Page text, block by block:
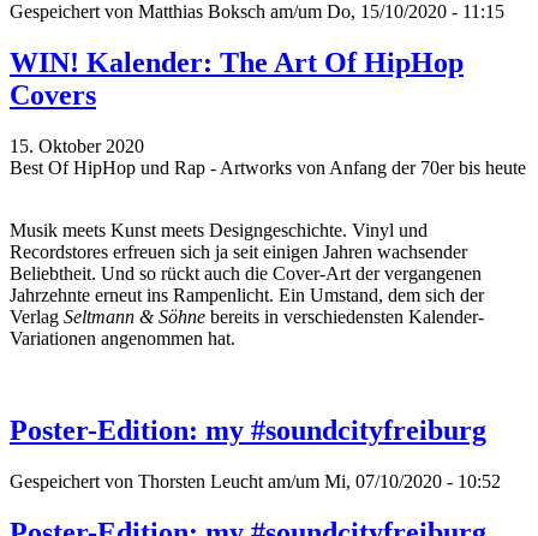
Gespeichert von Matthias Boksch am/um Do, 15/10/2020 - 11:15
WIN! Kalender: The Art Of HipHop
Covers
15. Oktober 2020
Best Of HipHop und Rap - Artworks von Anfang der 70er bis heute
Musik meets Kunst meets Designgeschichte. Vinyl und
Recordstores erfreuen sich ja seit einigen Jahren wachsender
Beliebtheit. Und so rückt auch die Cover-Art der vergangenen
Jahrzehnte erneut ins Rampenlicht. Ein Umstand, dem sich der
Verlag Seltmann & Söhne bereits in verschiedensten Kalender-
Variationen angenommen hat.
Poster-Edition: my #soundcityfreiburg
Gespeichert von Thorsten Leucht am/um Mi, 07/10/2020 - 10:52